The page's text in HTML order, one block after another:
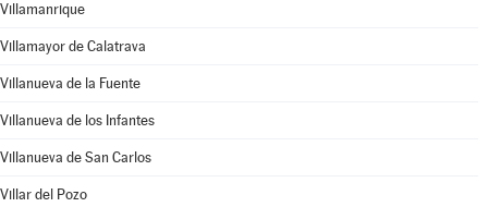
Villamanrique
Villamayor de Calatrava
Villanueva de la Fuente
Villanueva de los Infantes
Villanueva de San Carlos
Villar del Pozo